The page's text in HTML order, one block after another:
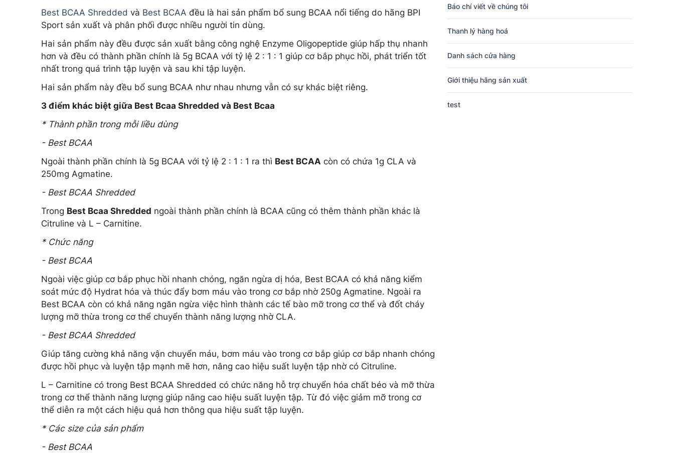
Best BCAA Shredded và Best BCAA đều là hai sản phẩm bổ sung BCAA nổi tiếng do hãng BPI
Sport sản xuất và phân phối được nhiều người tin dùng.
Hai sản phẩm này đều được sản xuất bằng công nghệ Enzyme Oligopeptide giúp hấp thụ nhanh
hơn và đều có thành phần chính là 5g BCAA với tỷ lệ 2 : 1 : 1 giúp cơ bắp phục hồi, phát triển tốt
nhất trong quá trình tập luyện và sau khi tập luyện.
Hai sản phẩm này đều bổ sung BCAA như nhau nhưng vẫn có sự khác biệt riêng.
3 điểm khác biệt giữa Best Bcaa Shredded và Best Bcaa
* Thành phần trong mỗi liều dùng
- Best BCAA
Ngoài thành phần chính là 5g BCAA với tỷ lệ 2 : 1 : 1 ra thì Best BCAA còn có chứa 1g CLA và
250mg Agmatine.
- Best BCAA Shredded
Trong Best Bcaa Shredded ngoài thành phần chính là BCAA cũng có thêm thành phần khác là
Citruline và L – Carnitine.
* Chức năng
- Best BCAA
Ngoài việc giúp cơ bắp phục hồi nhanh chóng, ngăn ngừa dị hóa, Best BCAA có khả năng kiểm
soát mức độ Hydrat hóa và thúc đẩy bơm máu vào trong cơ bắp nhờ 250g Agmatine. Ngoài ra
Best BCAA còn có khả năng ngăn ngừa việc hình thành các tế bào mỡ trong cơ thể và đốt cháy
lượng mỡ thừa trong cơ thể chuyển thành năng lượng nhờ CLA.
- Best BCAA Shredded
Giúp tăng cường khả năng vận chuyển máu, bơm máu vào trong cơ bắp giúp cơ bắp nhanh chóng
được hồi phục và luyện tập mạnh mẽ hơn, nâng cao hiệu suất luyện tập nhờ có Citruline.
L – Carnitine có trong Best BCAA Shredded có chức năng hỗ trợ chuyển hóa chất béo và mỡ thừa
trong cơ thể thành năng lượng giúp nâng cao hiệu suất luyện tập. Từ đó việc giảm mỡ trong cơ
thể diễn ra một cách hiệu quả hơn thông qua hiệu suất tập luyện.
* Các size của sản phẩm
- Best BCAA
Báo chí viết về chúng tôi
Thanh lý hàng hoá
Danh sách cửa hàng
Giới thiệu hãng sản xuất
test